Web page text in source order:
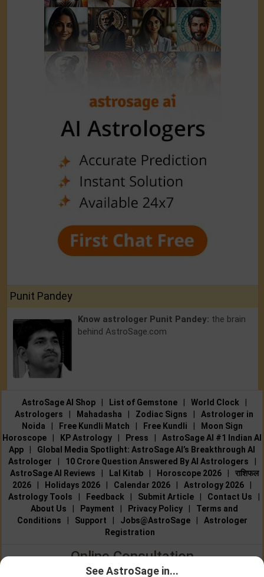
Punit Pandey
Know astrologer Punit Pandey: the brain
behind AstroSage.com
AstroSage AI Shop List of Gemstone World Clock
Astrologers
Mahadasha Zodiac Signs
Astrologer in
Noida
Free Kundli Match Free Kundli
Moon Sign
Horoscope
KP Astrology Press
AstroSage AI #1 Indian AI
App
Global Media Spotlight: AstroSage AI’s Breakthrough AI
Astrologer
10 Crore Question Answered By AI Astrologers
AstroSage AI Reviews
Lal Kitab Horoscope 2026
राशिफल
2026
Holidays 2026 Calendar 2026 Astrology 2026
Astrology Tools
Feedback Submit Article Contact Us
About Us
Payment Privacy Policy
Terms and
Conditions
Support Jobs@AstroSage
Astrologer
Registration
Online Consultation
See AstroSage in...